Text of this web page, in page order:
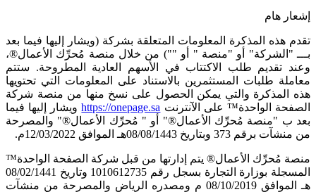
إشعار هام
تقدم هذه المذكرة المعلومات المتعلقة بشركة (ويشار إليها فيما بعد
بـــ "الشركة" أو "منصة " أو "") من خلال منصة مُحرِّك الأعمال®،
وعند تقديم طلب الاكتتاب في الأسهم العادية المطروحة. ستتم
معاملة طلبات المستثمرين بالاستناد على المعلومات التي تحتويها
هذه المذكرة والتي يمكن الحصول على نسخ منها من منصة شركة
الصفحة
الواحدة™ على الآنترنت https://onepage.saويشار إليها فيما
بعد ب "منصة مُحرِّك الأعمال®" أو " مُحرِّك الأعمال®" والمصرحة
من منشآت برقم 373 وبتاريخ 08/08/1443هـ الموافق 12/03/2022م.
منصة مُحرِّك الأعمال® يتم إدارتها من قبل شركة الصفحة الواحدة™
المسجلة بوزارة التجارة بسجل رقم 1010612735 وتاريخ 08/02/1441
هـ الموافق 08/10/2019 م ومصدره الرياض والمصرحة من منشآت